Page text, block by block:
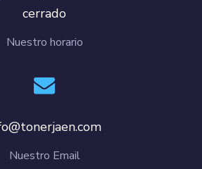
cerrado
Nuestro horario
Nuestro Email